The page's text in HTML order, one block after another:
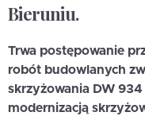
Bieruniu.
Trwa postępowanie
robót budowlanych
skrzyżowania DW
modernizacją